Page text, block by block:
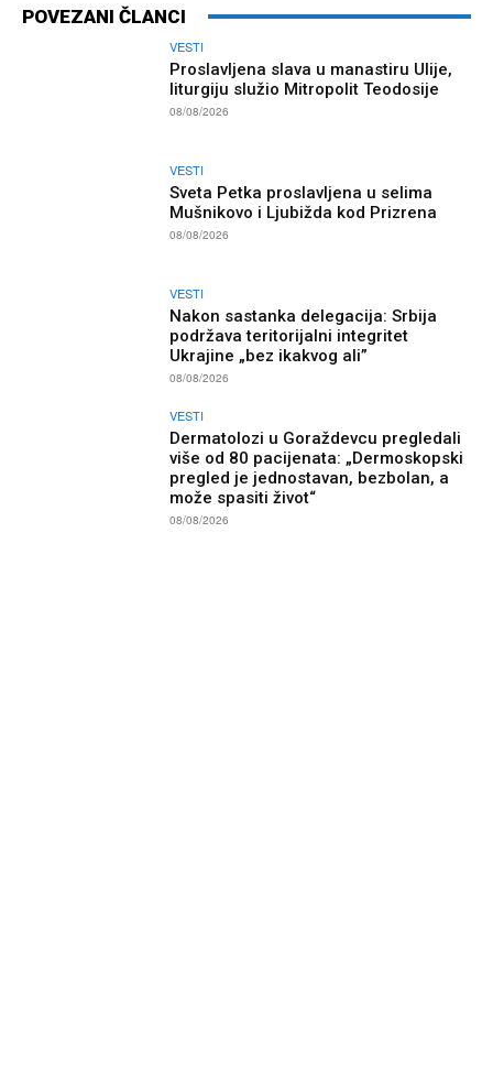
POVEZANI ČLANCI
VESTI
Proslavljena slava u manastiru Ulije,
liturgiju služio Mitropolit Teodosije
08/08/2026
VESTI
Sveta Petka proslavljena u selima
Mušnikovo i Ljubižda kod Prizrena
08/08/2026
VESTI
Nakon sastanka delegacija: Srbija
podržava teritorijalni integritet
Ukrajine „bez ikakvog ali”
08/08/2026
VESTI
Dermatolozi u Goraždevcu pregledali
više od 80 pacijenata: „Dermoskopski
pregled je jednostavan, bezbolan, a
može spasiti život“
08/08/2026